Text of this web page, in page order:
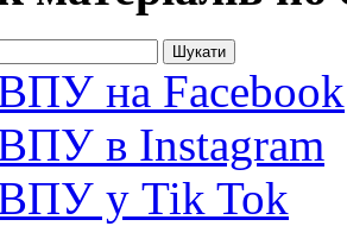
на Facebook
в Instagram
у Tik Tok